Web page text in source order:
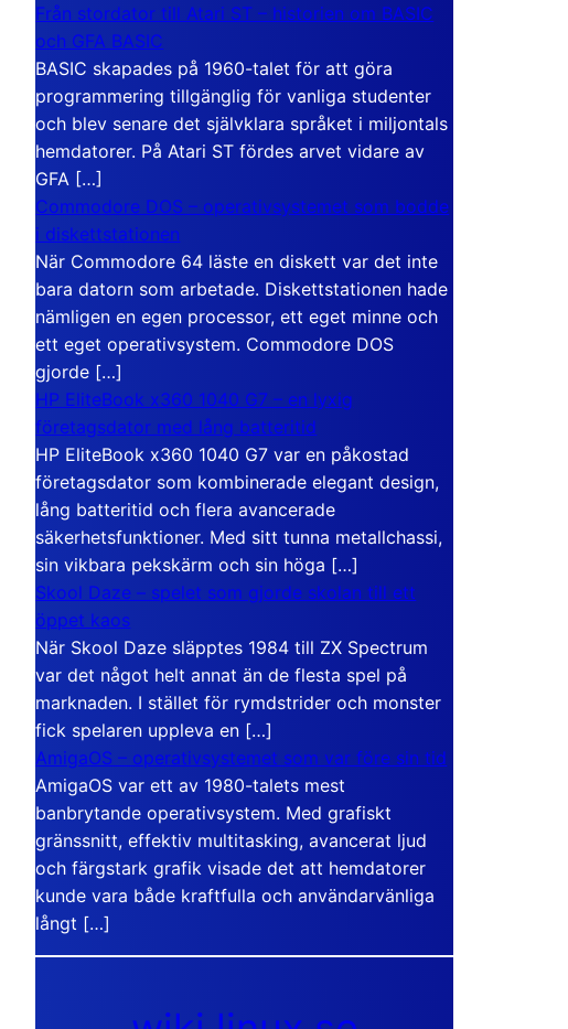
Från stordator till Atari ST – historien om BASIC
och GFA BASIC
BASIC skapades på 1960-talet för att göra
programmering tillgänglig för vanliga studenter
och blev senare det självklara språket i miljontals
hemdatorer. På Atari ST fördes arvet vidare av
GFA […]
Commodore DOS – operativsystemet som bodde
i diskettstationen
När Commodore 64 läste en diskett var det inte
bara datorn som arbetade. Diskettstationen hade
nämligen en egen processor, ett eget minne och
ett eget operativsystem. Commodore DOS
gjorde […]
HP EliteBook x360 1040 G7 – en lyxig
företagsdator med lång batteritid
HP EliteBook x360 1040 G7 var en påkostad
företagsdator som kombinerade elegant design,
lång batteritid och flera avancerade
säkerhetsfunktioner. Med sitt tunna metallchassi,
sin vikbara pekskärm och sin höga […]
Skool Daze – spelet som gjorde skolan till ett
öppet kaos
När Skool Daze släpptes 1984 till ZX Spectrum
var det något helt annat än de flesta spel på
marknaden. I stället för rymdstrider och monster
fick spelaren uppleva en […]
AmigaOS – operativsystemet som var före sin tid
AmigaOS var ett av 1980-talets mest
banbrytande operativsystem. Med grafiskt
gränssnitt, effektiv multitasking, avancerat ljud
och färgstark grafik visade det att hemdatorer
kunde vara både kraftfulla och användarvänliga
långt […]